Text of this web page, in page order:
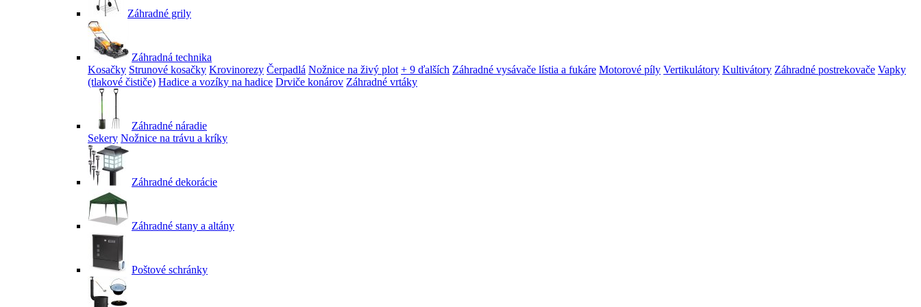
Záhradné grily
Záhradná technika
Kosačky Strunové kosačky Krovinorezy Čerpadlá Nožnice na živý plot + 9 ďalších Záhradné vysávače lístia a fukáre Motorové píly Vertikulátory Kultivátory Záhradné postrekovače Vapky
(tlakové čističe) Hadice a vozíky na hadice Drviče konárov Záhradné vrtáky
Záhradné náradie
Sekery Nožnice na trávu a kríky
Záhradné dekorácie
Záhradné stany a altány
Poštové schránky